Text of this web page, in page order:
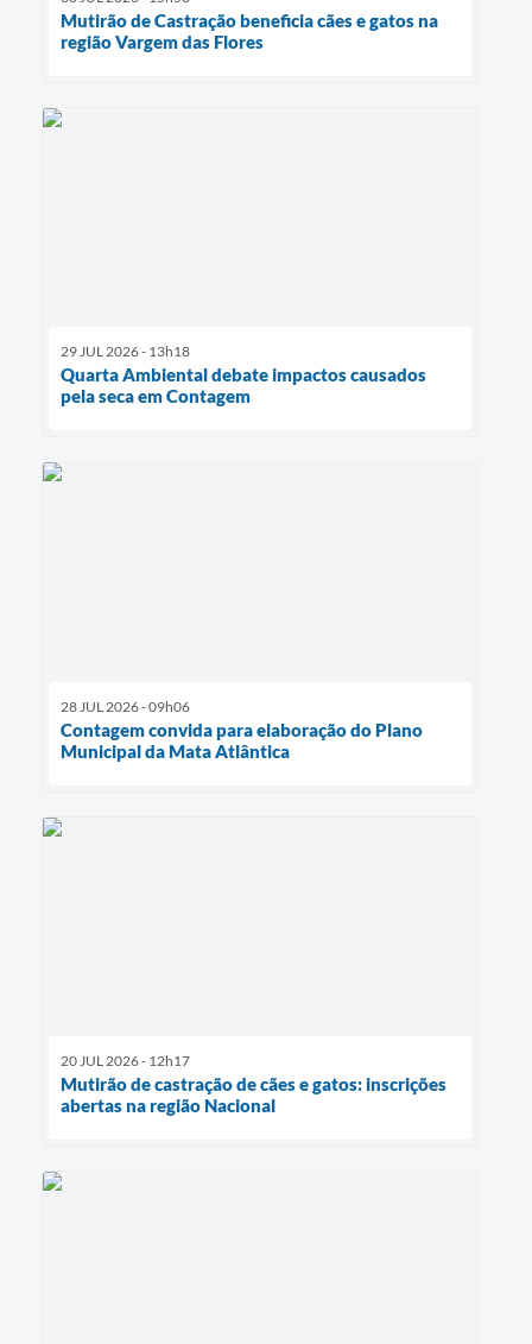
Mutirão de Castração beneficia cães e gatos na
região Vargem das Flores
29 JUL 2026 - 13h18
Quarta Ambiental debate impactos causados
pela seca em Contagem
28 JUL 2026 - 09h06
Contagem convida para elaboração do Plano
Municipal da Mata Atlântica
20 JUL 2026 - 12h17
Mutirão de castração de cães e gatos: inscrições
abertas na região Nacional